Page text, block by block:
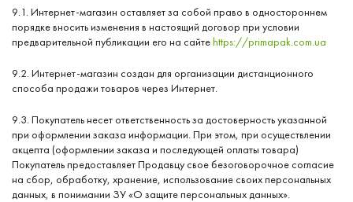
9.1. Интернет-магазин оставляет за собой право в одностороннем
порядке вносить изменения в настоящий договор при условии
предварительной публикации его на сайтеhttps://primapak.com.ua
9.2. Интернет-магазин создан для организации дистанционного
способа продажи товаров через Интернет.
9.3. Покупатель несет ответственность за достоверность указанной
при оформлении заказа информации. При этом, при осуществлении
акцепта (оформлении заказа и последующей оплаты товара)
Покупатель предоставляет Продавцу свое безоговорочное согласие
на сбор, обработку, хранение, использование своих персональных
данных, в понимании ЗУ «О защите персональных данных».